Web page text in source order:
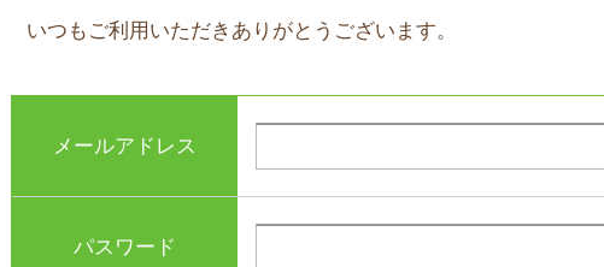
いつもご利用いただきありがとうございます。
メールアドレス
パスワード